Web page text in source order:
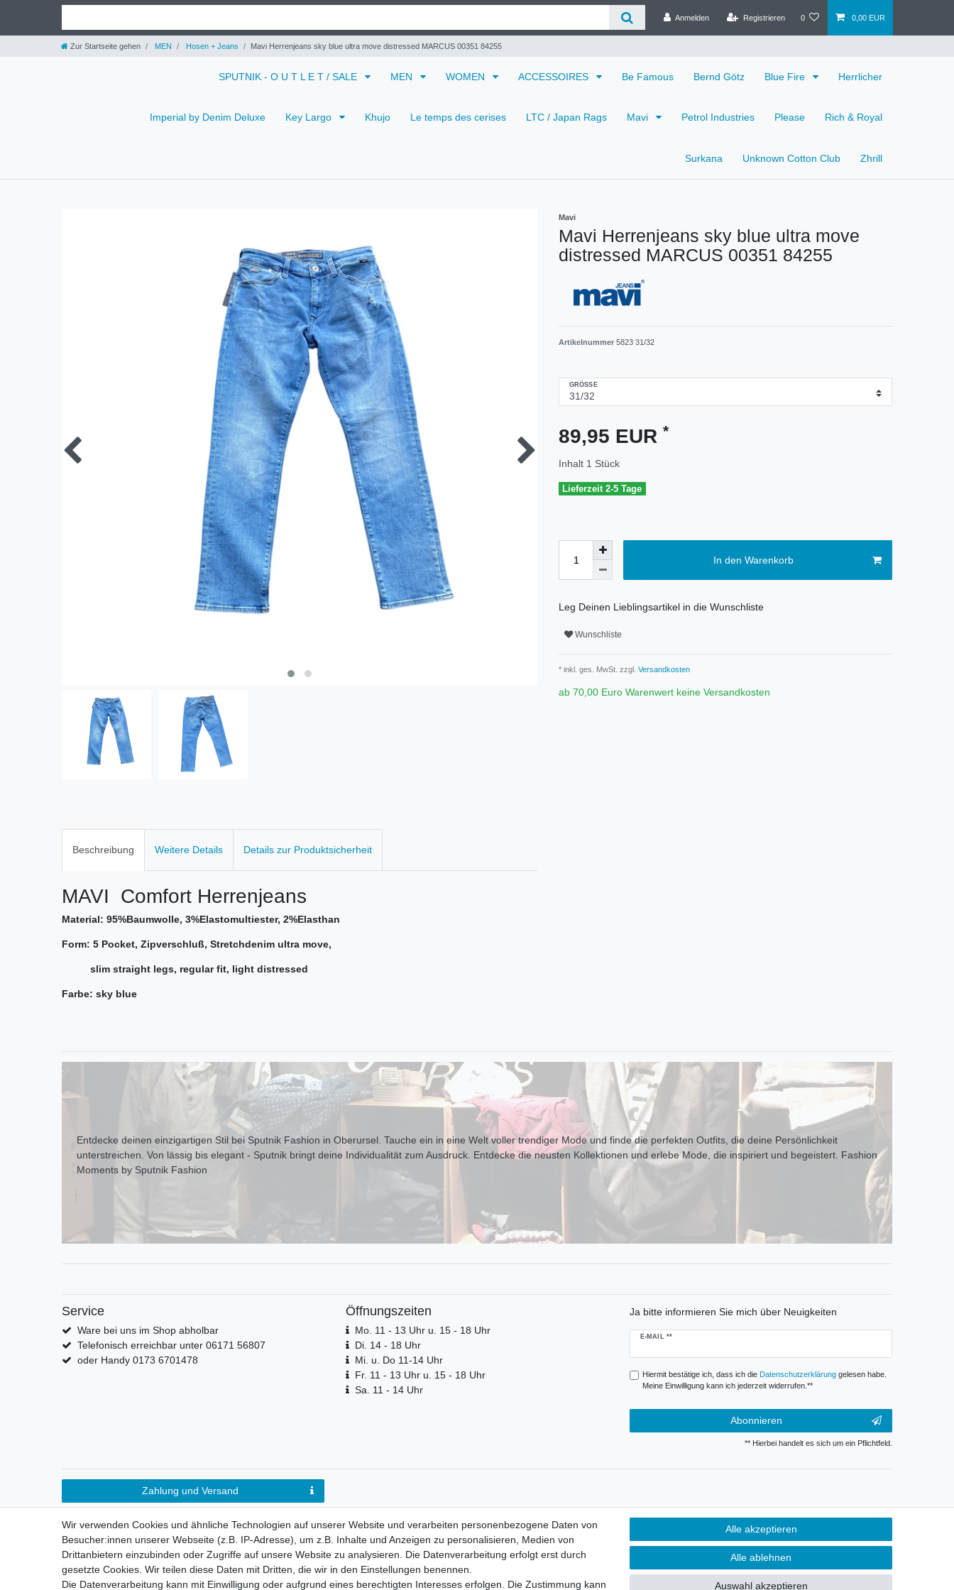
Anmelden Registrieren 0 0,00 EUR
Zur Startseite gehen MEN Hosen + Jeans Mavi Herrenjeans sky blue ultra move distressed MARCUS 00351 84255
SPUTNIK - O U T L E T / SALE MEN WOMEN ACCESSOIRES Be Famous Bernd Götz Blue Fire Herrlicher
Imperial by Denim Deluxe Key Largo Khujo Le temps des cerises LTC / Japan Rags Mavi Petrol Industries Please Rich & Royal
Surkana Unknown Cotton Club Zhrill
Mavi
Mavi Herrenjeans sky blue ultra move
distressed MARCUS 00351 84255
Artikelnummer 5823 31/32
GRÖSSE
89,95 EUR *
Inhalt 1 Stück
Lieferzeit 2-5 Tage
In den Warenkorb
Leg Deinen Lieblingsartikel in die Wunschliste
Wunschliste
* inkl. ges. MwSt. zzgl. Versandkosten
ab 70,00 Euro Warenwert keine Versandkosten
Beschreibung Weitere Details Details zur Produktsicherheit
MAVI Comfort Herrenjeans
Material: 95%Baumwolle, 3%Elastomultiester, 2%Elasthan
Form: 5 Pocket, Zipverschluß, Stretchdenim ultra move,
slim straight legs, regular fit, light distressed
Farbe: sky blue
Entdecke deinen einzigartigen Stil bei Sputnik Fashion in Oberursel. Tauche ein in eine Welt voller trendiger Mode und finde die perfekten Outfits, die deine Persönlichkeit
unterstreichen. Von lässig bis elegant - Sputnik bringt deine Individualität zum Ausdr uck. Entdecke die neusten Kollektionen und erlebe Mode, die inspiriert und begeistert. Fashion
Moments by Sputnik Fashion
Service
Ware bei uns im Shop abholbar
Telefonisch erreichbar unter 06171 56807
oder Handy 0173 6701478
Öffnungszeiten
Mo. 11 - 13 Uhr u. 15 - 18 Uhr
Di. 14 - 18 Uhr
Mi. u. Do 11-14 Uhr
Fr. 11 - 13 Uhr u. 15 - 18 Uhr
Sa. 11 - 14 Uhr
Ja bitte informieren Sie mich über Neuigkeiten
E-MAIL **
Newsletter
Hiermit bestätige ich, dass ich die Daten­schutz­erklärunggelesen habe.
Meine Einwilligung kann ich jederzeit widerrufen.**
Abonnieren
** Hierbei handelt es sich um ein Pflichtfeld.
Zahlung und Versand
Wir verwenden Cookies und ähnliche Technologien auf unserer Website und verarbeiten personenbezogene Daten von
Besucher:innen unserer Webseite (z.B. IP-Adresse), um z.B. Inhalte und Anzeigen zu personalisieren, Medien von
Drittanbietern einzubinden oder Zugriffe auf unsere Website zu analysieren. Die Datenverarbeitung erfolgt erst durch
gesetzte Cookies. Wir teilen diese Daten mit Dritten, die wir in den Einstellungen benennen.
Die Datenverarbeitung kann mit Einwilligung oder aufgrund eines berechtigten Interesses erfolgen. Die Zustimmung kann
Alle akzeptieren
Alle ablehnen
Auswahl akzeptieren